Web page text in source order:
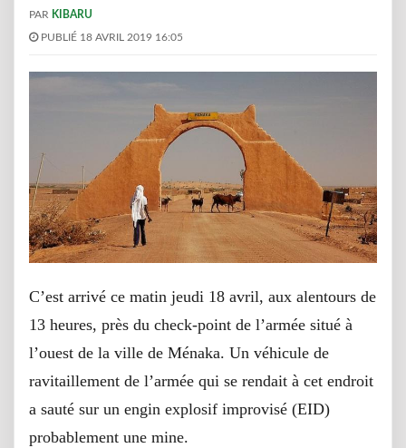
PAR KIBARU
PUBLIÉ 18 AVRIL 2019 16:05
C’est arrivé ce matin jeudi 18 avril, aux alentours de
13 heures, près du check-point de l’armée situé à
l’ouest de la ville de Ménaka. Un véhicule de
ravitaillement de l’armée qui se rendait à cet endroit
a sauté sur un engin explosif improvisé (EID)
probablement une mine.